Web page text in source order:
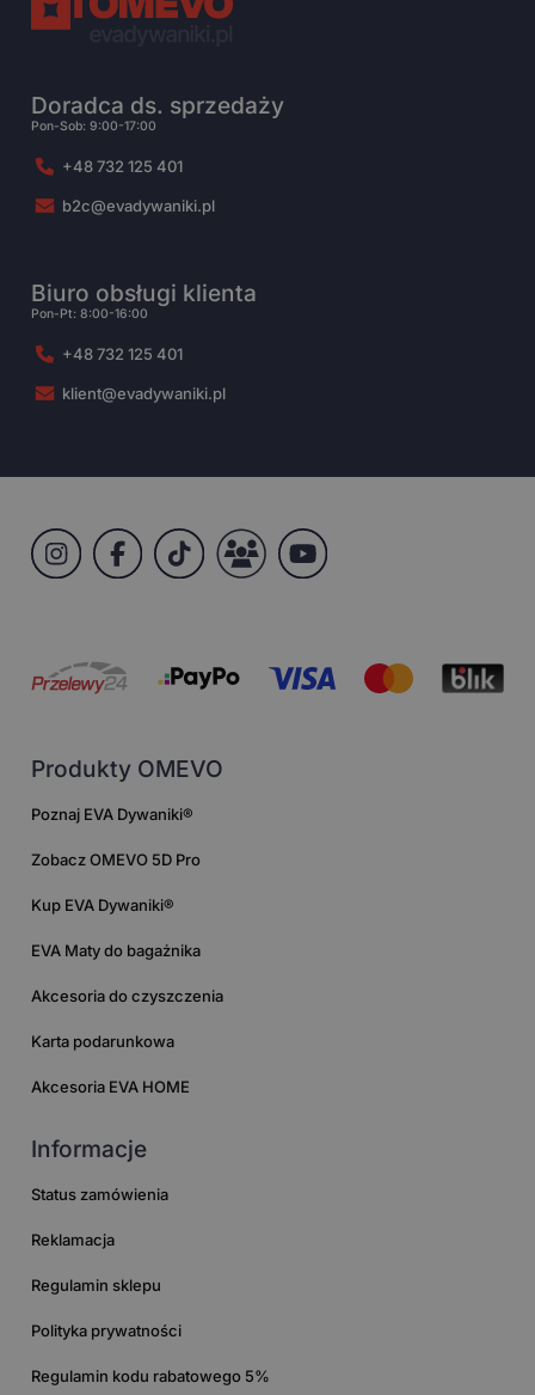
Doradca ds. sprzedaży
Pon-Sob: 9:00-17:00
+48 732 125 401
b2c@evadywaniki.pl
Biuro obsługi klienta
Pon-Pt: 8:00-16:00
+48 732 125 401
klient@evadywaniki.pl
Produkty OMEVO
Poznaj EVA Dywaniki®
Zobacz OMEVO 5D Pro
Kup EVA Dywaniki®
EVA Maty do bagażnika
Akcesoria do czyszczenia
Karta podarunkowa
Akcesoria EVA HOME
Informacje
Status zamówienia
Reklamacja
Regulamin sklepu
Polityka prywatności
Regulamin kodu rabatowego 5%